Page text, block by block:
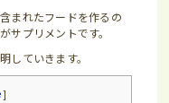
まれたフードを作るの
サプリメントです。
していきます。
]